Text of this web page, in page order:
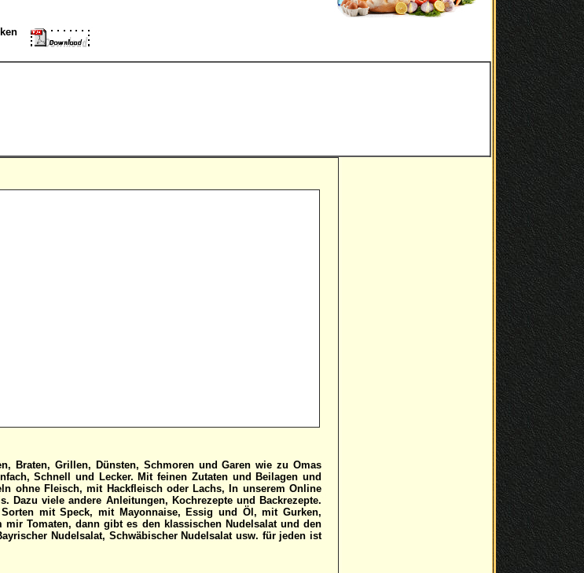
Braten, Grillen, Dünsten, Schmoren und Garen wie zu Omas
Schnell und Lecker. Mit feinen Zutaten und Beilagen und
ohne Fleisch, mit Hackfleisch oder Lachs, In unserem Online
Dazu viele andere Anleitungen, Kochrezepte und Backrezepte.
mit Speck, mit Mayonnaise, Essig und Öl, mit Gurken,
Tomaten, dann gibt es den klassischen Nudelsalat und den
Nudelsalat, Schwäbischer Nudelsalat usw. für jeden ist